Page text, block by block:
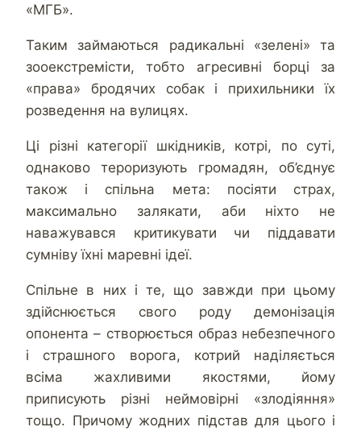
«МГБ».
Таким займаються радикальні «зелені» та
зооекстремісти, тобто агресивні борці за
«права» бродячих собак і прихильники їх
розведення на вулицях.
Ці різні категорії шкідників, котрі, по суті,
однаково тероризують громадян, об’єднує
також і спільна мета: посіяти страх,
максимально залякати, аби ніхто не
наважувався критикувати чи піддавати
сумніву їхні маревні ідеї.
Спільне в них і те, що завжди при цьому
здійснюється свого роду демонізація
опонента – створюється образ небезпечного
і страшного ворога, котрий наділяється
всіма жахливими якостями, йому
приписують різні неймовірні «злодіяння»
тощо. Причому жодних підстав для цього і